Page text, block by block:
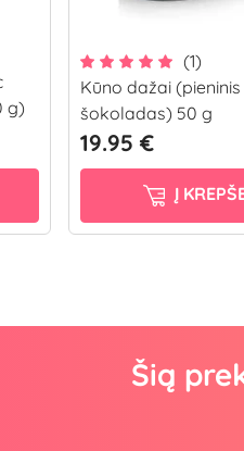
g)
(1)
Kūno dažai (pieninis
šokoladas) 50 g
19.95 €
Į
Šią